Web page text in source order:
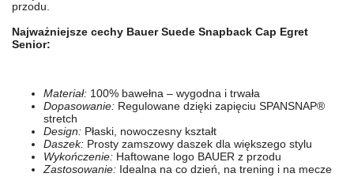
przodu.
Najważniejsze cechy Bauer Suede Snapback Cap Egret
Senior:
Materiał: 100% bawełna – wygodna i trwała
Dopasowanie: Regulowane dzięki zapięciu SPANSNAP®
stretch
Design: Płaski, nowoczesny kształt
Daszek: Prosty zamszowy daszek dla większego stylu
Wykończenie: Haftowane logo BAUER z przodu
Zastosowanie: Idealna na co dzień, na trening i na mecze